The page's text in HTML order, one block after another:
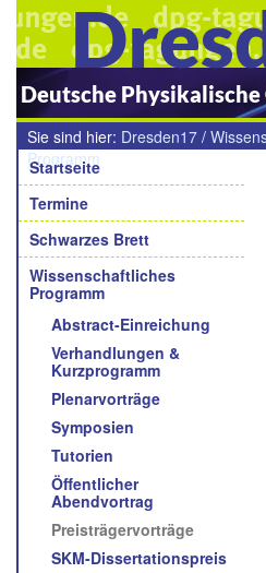
Deutsche Physikalische
Sie sind hier: Dresden17 /
Programm
Navigation
Startseite
Termine
Schwarzes Brett
Wissenschaftliches
Programm
Abstract-Einreichung
Verhandlungen &
Kurzprogramm
Plenarvorträge
Symposien
Tutorien
Öffentlicher
Abendvortrag
Preisträgervorträge
SKM-Dissertationspreis